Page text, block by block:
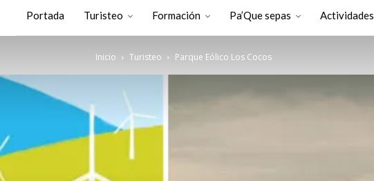
Portada Turisteo Formación Pa’Que sepas Actividades
Inicio Turisteo Parque Eólico Los Cocos